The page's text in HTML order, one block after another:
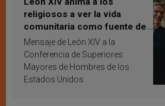
religiosos a ver la vida
comunitaria como fuente de
inspiración y santificación
Mensaje de León XIV a la
Conferencia de Superiores
Mayores de Hombres de los
Estados Unidos